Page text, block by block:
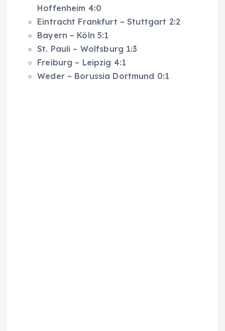
Hoffenheim 4:0
Eintracht Frankfurt – Stuttgart 2:2
Bayern – Köln 5:1
St. Pauli – Wolfsburg 1:3
Freiburg – Leipzig 4:1
Weder – Borussia Dortmund 0:1